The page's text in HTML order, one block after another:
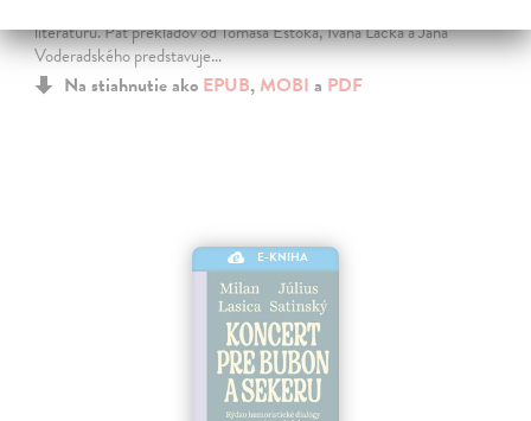
literatúru. Päť prekladov od Tomáša Eštoka, Ivana Lacka a Jána
Voderadského predstavuje…
Na stiahnutie ako EPUB, MOBI a PDF
E-KNIHA